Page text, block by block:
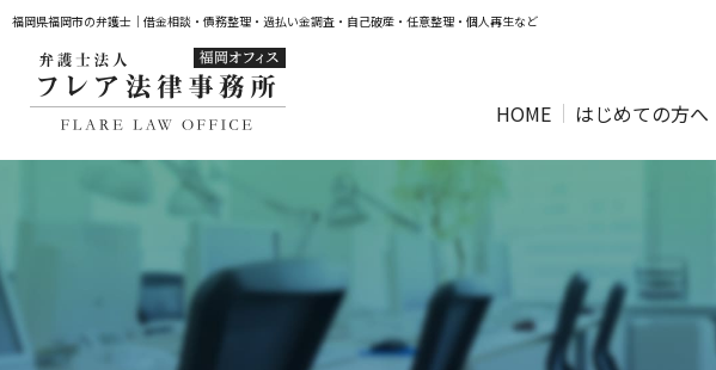
福岡県福岡市の弁護士｜借金相談・債務整理・過払い金調査・自己破産・任意整理・個人再生など
HOME はじめての方へ